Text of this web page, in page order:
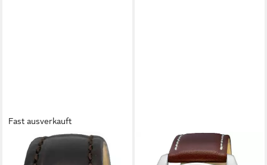
Fast ausverkauft
SEIKO
Quarzuhr SWR110P1,
Quarzuhr SUR449P1,